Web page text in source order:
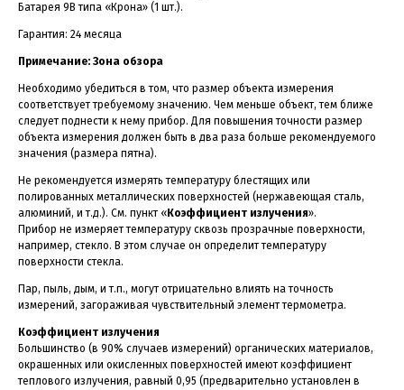
Батарея 9В типа «Крона» (1 шт.).
Гарантия: 24 месяца
Примечание: Зона обзора
Необходимо убедиться в том, что размер объекта измерения
соответствует требуемому значению. Чем меньше объект, тем ближе
следует поднести к нему прибор. Для повышения точности размер
объекта измерения должен быть в два раза больше рекомендуемого
значения (размера пятна).
Не рекомендуется измерять температуру блестящих или
полированных металлических поверхностей (нержавеющая сталь,
алюминий, и т.д.). См. пункт « Коэффициент излучения».
Прибор не измеряет температуру сквозь прозрачные поверхности,
например, стекло. В этом случае он определит температуру
поверхности стекла.
Пар, пыль, дым, и т.п., могут отрицательно влиять на точность
измерений, загораживая чувствительный элемент термометра.
Коэффициент излучения
Большинство (в 90% случаев измерений) органических материалов,
окрашенных или окисленных поверхностей имеют коэффициент
теплового излучения, равный 0,95 (предварительно установлен в